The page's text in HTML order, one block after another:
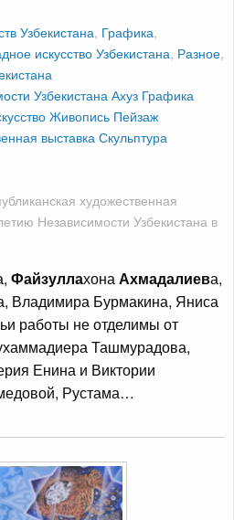
Узбекистана, Графика,
искусство Узбекистана, Разное,
УзбекистанаАхуз Графика
Живопись Пейзаж
выставкаСкульптура
художественная
Независимости Узбекистана в
ФайзуллахонаАхмадалиева,
Владимира Бурмакина, Яниса
работы не отделимы от
Ташмурадова,
Енина и Виктории
Рустама…